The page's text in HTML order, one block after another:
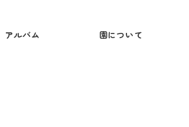
アルバム 園について